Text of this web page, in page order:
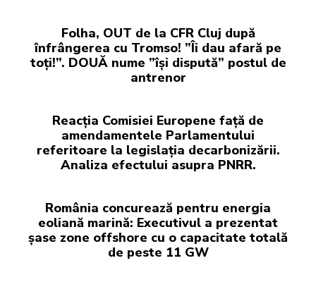
Folha, OUT de la CFR Cluj după
înfrângerea cu Tromso! ”Îi dau afară pe
toți!”. DOUĂ nume ”își dispută” postul de
antrenor
Reacția Comisiei Europene față de
amendamentele Parlamentului
referitoare la legislația decarbonizării.
Analiza efectului asupra PNRR.
România concurează pentru energia
eoliană marină: Executivul a prezentat
șase zone offshore cu o capacitate totală
de peste 11 GW